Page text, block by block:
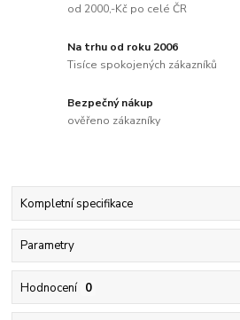
od 2000,-Kč po celé ČR
Na trhu od roku 2006
Tisíce spokojených zákazníků
Bezpečný nákup
ověřeno zákazníky
Kompletní specifikace
Parametry
Hodnocení 0